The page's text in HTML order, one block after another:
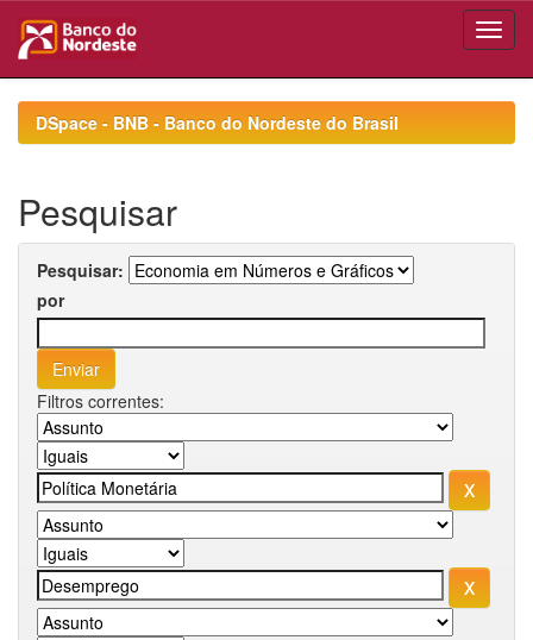
navigationDSpace - BNB - Banco do Nordeste do Brasil
Pesquisar
Pesquisar:
por
Filtros correntes: